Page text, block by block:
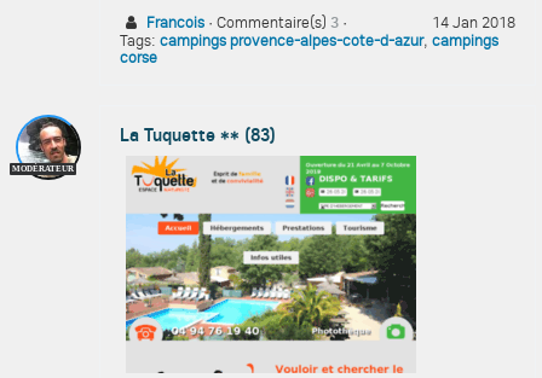
Francois 14 Jan 2018
· Commentaire(s) 3 ·
Tags: campings provence-alpes-cote-d-azur, campings
corse
MODÉRATEUR
La Tuquette ** (83)